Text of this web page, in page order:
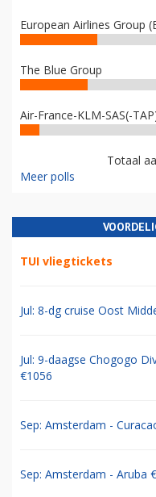
European Airlines Group
The Blue Group
Air-France-KLM-SAS(-
Totaal
Meer polls
TUI vliegtickets
Jul: 8-dg cruise Oost
Jul: 9-daagse Chogogo
€1056
Sep: Amsterdam -
Sep: Amsterdam - Aruba